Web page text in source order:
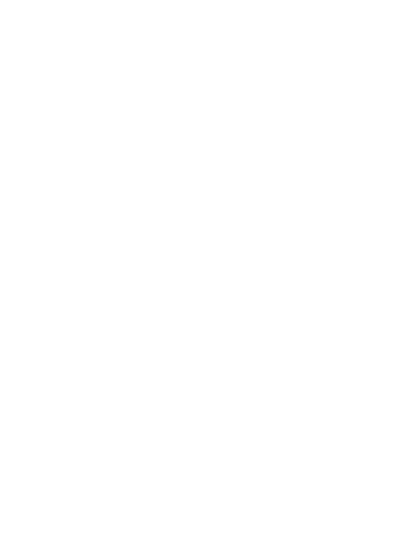
새로운 계산을 쉽게 시작할 수 있습니다.시간 계산기를 활